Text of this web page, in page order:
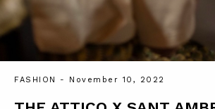
FASHION - November 10, 2022